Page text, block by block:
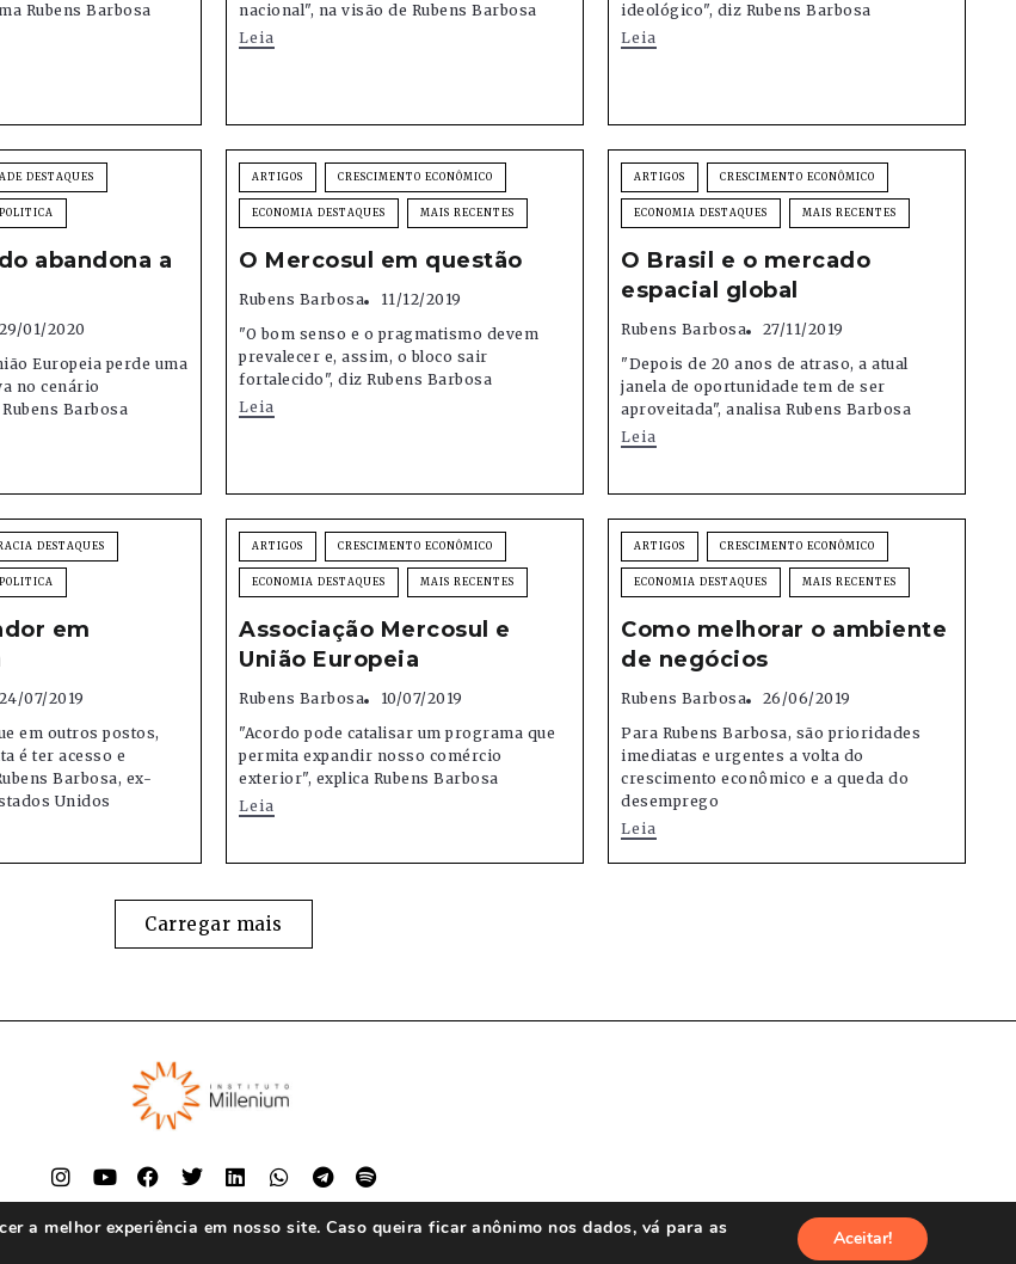
Rubens Barbosa
nacional", na visão de Rubens Barbosa
Leia
ideológico", diz Rubens Barbosa
Leia
DESTAQUES
POLITICA
abandona a
29/01/2020
Europeia perde uma
no cenário
Barbosa
ARTIGOS CRESCIMENTO ECONÔMICO
ECONOMIA DESTAQUES MAIS RECENTES
O Mercosul em questão
Rubens Barbosa
11/12/2019
"O bom senso e o pragmatismo devem
prevalecer e, assim, o bloco sair
fortalecido", diz Rubens Barbosa
Leia
ARTIGOS CRESCIMENTO ECONÔMICO
ECONOMIA DESTAQUES MAIS RECENTES
O Brasil e o mercado
espacial global
Rubens Barbosa
27/11/2019
"Depois de 20 anos de atraso, a atual
janela de oportunidade tem de ser
aproveitada", analisa Rubens Barbosa
Leia
DESTAQUES
POLITICA
em
24/07/2019
em outros postos,
é ter acesso e
Barbosa, ex-
Unidos
ARTIGOS CRESCIMENTO ECONÔMICO
ECONOMIA DESTAQUES MAIS RECENTES
Associação Mercosul e
União Europeia
Rubens Barbosa
10/07/2019
"Acordo pode catalisar um programa que
permita expandir nosso comércio
exterior", explica Rubens Barbosa
Leia
ARTIGOS CRESCIMENTO ECONÔMICO
ECONOMIA DESTAQUES MAIS RECENTES
Como melhorar o ambiente
de negócios
Rubens Barbosa
26/06/2019
Para Rubens Barbosa, são prioridades
imediatas e urgentes a volta do
crescimento econômico e a queda do
desemprego
Leia
Carregar mais
© Instituto Millenium 2023
a melhor experiência em nosso site. Caso queira ficar anônimo nos dados, vá para as
Aceitar!